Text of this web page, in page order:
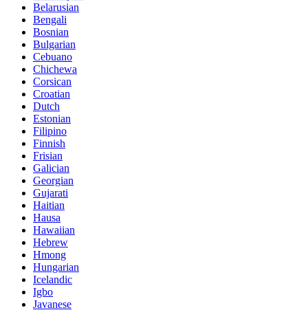
Belarusian
Bengali
Bosnian
Bulgarian
Cebuano
Chichewa
Corsican
Croatian
Dutch
Estonian
Filipino
Finnish
Frisian
Galician
Georgian
Gujarati
Haitian
Hausa
Hawaiian
Hebrew
Hmong
Hungarian
Icelandic
Igbo
Javanese